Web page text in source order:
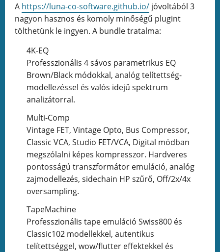
A https://luna-co-software.github.io/ jóvoltából 3
nagyon hasznos és komoly minőségű plugint
tölthetünk le ingyen. A bundle tratalma:
4K-EQ
Professzionális 4 sávos parametrikus EQ
Brown/Black módokkal, analóg telítettség-
modellezéssel és valós idejű spektrum
analizátorral.
Multi-Comp
Vintage FET, Vintage Opto, Bus Compressor,
Classic VCA, Studio FET/VCA, Digital módban
megszólalni képes kompresszor. Hardveres
pontosságú transzformátor emuláció, analóg
zajmodellezés, sidechain HP szűrő, Off/2x/4x
oversampling.
TapeMachine
Professzionális tape emuláció Swiss800 és
Classic102 modellekkel, autentikus
telítettséggel, wow/flutter effektekkel és